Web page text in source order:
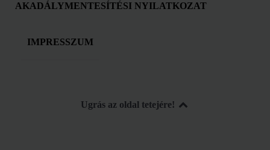
AKADÁLYMENTESÍTÉSI NYILATKOZAT
IMPRESSZUM
Ugrás az oldal tetejére!